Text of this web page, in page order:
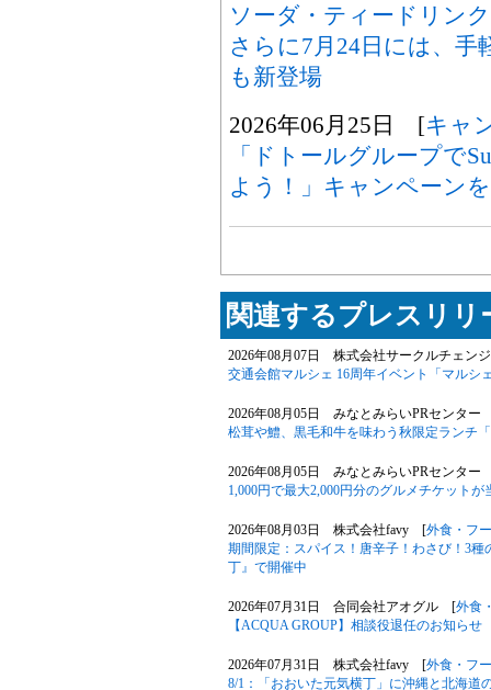
ソーダ・ティードリン
さらに7月24日には、手
も新登場
2026年06月25日 [キャ
「ドトールグループで
よう！」キャンペーン
関連するプレスリリ
2026年08月07日 株式会社サークルチェン
交通会館マルシェ 16周年イベント「マルシ
2026年08月05日 みなとみらいPRセンタ
松茸や鱧、黒毛和牛を味わう秋限定ランチ
2026年08月05日 みなとみらいPRセンタ
1,000円で最大2,000円分のグルメチケット
2026年08月03日 株式会社favy [外食・フ
期間限定：スパイス！唐辛子！わさび！3
丁』で開催中
2026年07月31日 合同会社アオグル [外食
【ACQUA GROUP】相談役退任のお知らせ
2026年07月31日 株式会社favy [外食・フ
8/1：「おおいた元気横丁」に沖縄と北海道